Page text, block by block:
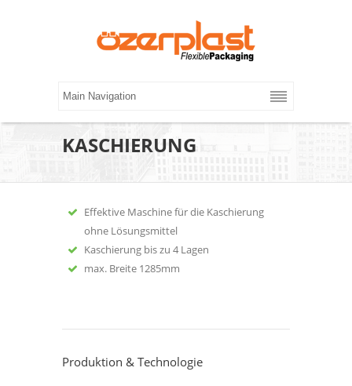
KASCHIERUNG
Effektive Maschine für die Kaschierung
ohne Lösungsmittel
Kaschierung bis zu 4 Lagen
max. Breite 1285mm
Produktion & Technologie